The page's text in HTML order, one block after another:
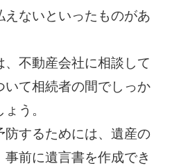
えないといったものがあ
、不動産会社に相談して
いて相続者の間でしっか
う。
防するためには、遺産の
前に遺言書を作成でき